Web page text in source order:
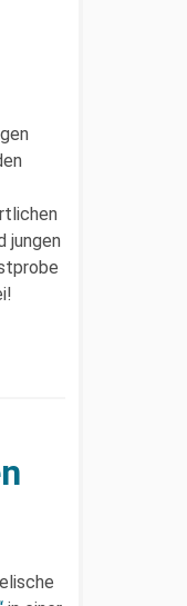
jungen